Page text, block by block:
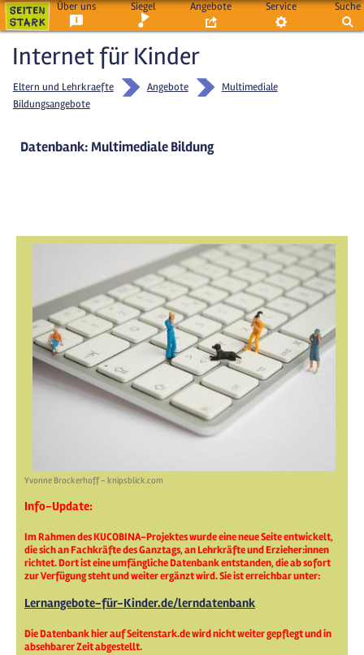
Über uns Siegel Angebote Service Suche
Internet für Kinder
Eltern und Lehrkraefte Angebote
Multimediale
Bildungsangebote
Datenbank: Multimediale Bildung
Yvonne Brockerhoff - knipsblick.com
Info-Update:
Im Rahmen des KUCOBINA-Projektes wurde eine neue Seite entwickelt,
die sich an Fachkräfte des Ganztags, an Lehrkräfte und Erzieher:innen
richtet. Dort ist eine umfängliche Datenbank entstanden, die ab sofort
zur Verfügung steht und weiter ergänzt wird. Sie ist erreichbar unter:
Lernangebote-für-Kinder.de/lerndatenbank
Die Datenbank hier auf Seitenstark.de wird nicht weiter gepflegt und in
absehbarer Zeit abgestellt.